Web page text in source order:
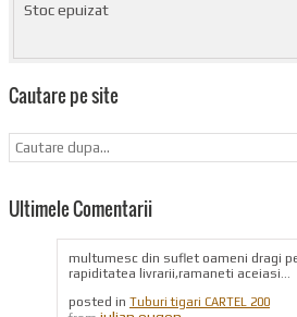
Stoc epuizat
Cautare pe site
Ultimele Comentarii
multumesc din suflet oameni dragi
rapiditatea livrarii,ramaneti aceiasi...
posted in Tuburi tigari CARTEL 200